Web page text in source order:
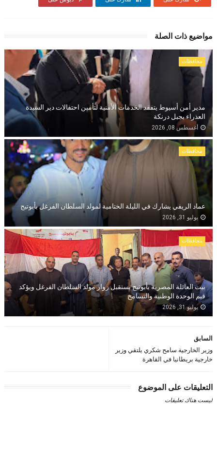
مواضيع ذات الصلة
محافظات
مدير أمن أسيوط يتفقد الخدمات الأمنية لتأمين احتفالات دير السيدة
العذراء بجبل درنكة
أغسطس 08, 2026
محافظات
عماد الريفي يشارك في الليلة الختامية لمولد السلطان الفرغل بأبوتيج
يوليو 31, 2026
محافظات
بيت العائلة المصرية بأبوتيج يستقبل زوار مولد السلطان الفرغل ويؤكد
قيم الوحدة الوطنية والتسامح
يوليو 31, 2026
السابق
وزير الخارجية سامح شكري يلتقي وزير
خارجية بريطانيا في القاهرة
التعليقات على الموضوع
ليست هناك تعليقات